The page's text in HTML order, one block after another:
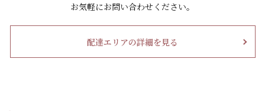
お気軽にお問い合わせください。
配達エリアの詳細を見る